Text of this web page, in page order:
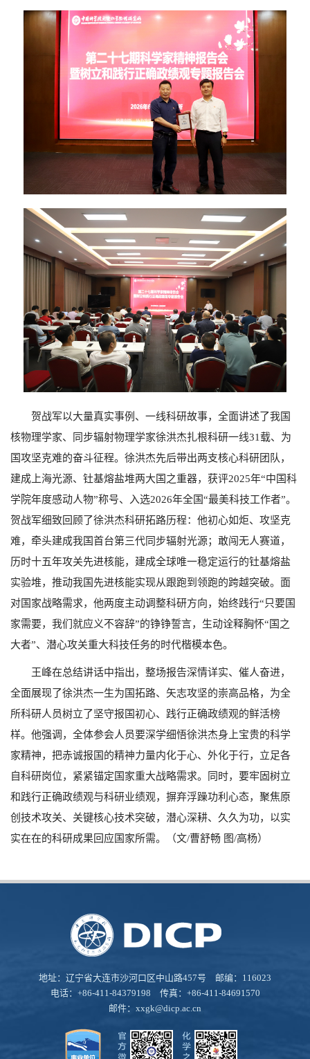
贺战军以大量真实事例、一线科研故事，全面讲述了我国
核物理学家、同步辐射物理学家徐洪杰扎根科研一线31载、为
国攻坚克难的奋斗征程。徐洪杰先后带出两支核心科研团队，
建成上海光源、钍基熔盐堆两大国之重器，获评2025年“中国科
学院年度感动人物”称号、入选2026年全国“最美科技工作者”。
贺战军细致回顾了徐洪杰科研拓路历程：他初心如炬、攻坚克
难，牵头建成我国首台第三代同步辐射光源；敢闯无人赛道，
历时十五年攻关先进核能，建成全球唯一稳定运行的钍基熔盐
实验堆，推动我国先进核能实现从跟跑到领跑的跨越突破。面
对国家战略需求，他两度主动调整科研方向，始终践行“只要国
家需要，我们就应义不容辞”的铮铮誓言，生动诠释胸怀“国之
大者”、潜心攻关重大科技任务的时代楷模本色。
王峰在总结讲话中指出，整场报告深情详实、催人奋进，
全面展现了徐洪杰一生为国拓路、矢志攻坚的崇高品格，为全
所科研人员树立了坚守报国初心、践行正确政绩观的鲜活榜
样。他强调，全体参会人员要深学细悟徐洪杰身上宝贵的科学
家精神，把赤诚报国的精神力量内化于心、外化于行，立足各
自科研岗位，紧紧锚定国家重大战略需求。同时，要牢固树立
和践行正确政绩观与科研业绩观，摒弃浮躁功利心态，聚焦原
创技术攻关、关键核心技术突破，潜心深耕、久久为功，以实
实在在的科研成果回应国家所需。（文/曹舒畅 图/高杨）
地址：辽宁省大连市沙河口区中山路457号 邮编：116023
电话：+86-411-84379198 传真：+86-411-84691570
邮件： xxgk@dicp.ac.cn